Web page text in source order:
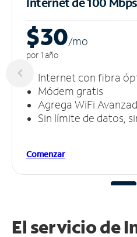
$30/mo
por 1 año
Internet con fibra
Módem gratis
Agrega WiFi
Sin límite de datos,
Comenzar
El servicio de